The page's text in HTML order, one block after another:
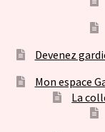
Devenez
Mon espace
La